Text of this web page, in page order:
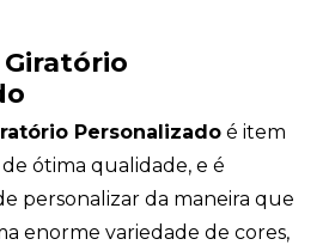
Personalizado é item
ótima qualidade, e é
personalizar da maneira que
enorme variedade de cores,